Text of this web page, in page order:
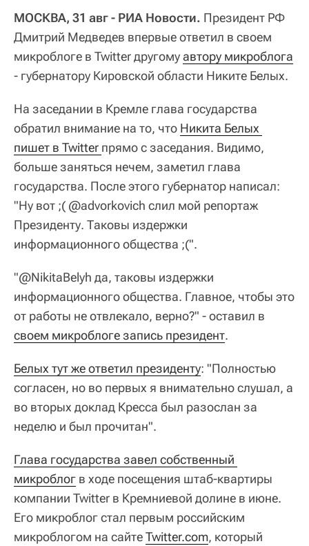
МОСКВА, 31 авг - РИА Новости. Президент РФ
Дмитрий Медведев впервые ответил в своем
микроблоге в Twitter другомуавтору микроблога
- губернатору Кировской области Никите Белых.
На заседании в Кремле глава государства
обратил внимание на то, что Никита Белых
пишет в Twitter прямо с заседания. Видимо,
больше заняться нечем, заметил глава
государства. После этого губернатор написал:
"Ну вот ;( @advorkovich слил мой репортаж
Президенту. Таковы издержки
информационного общества ;(".
"@NikitaBelyh да, таковы издержки
информационного общества. Главное, чтобы это
от работы не отвлекало, верно?" - оставил в
своем микроблоге запись президент.
Белых тут же ответил президенту: "Полностью
согласен, но во первых я внимательно слушал, а
во вторых доклад Кресса был разослан за
неделю и был прочитан".
Глава государства завел собственный
микроблог в ходе посещения штаб-квартиры
компании Twitter в Кремниевой долине в июне.
Его микроблог стал первым российским
микроблогом на сайтеTwitter.com, который